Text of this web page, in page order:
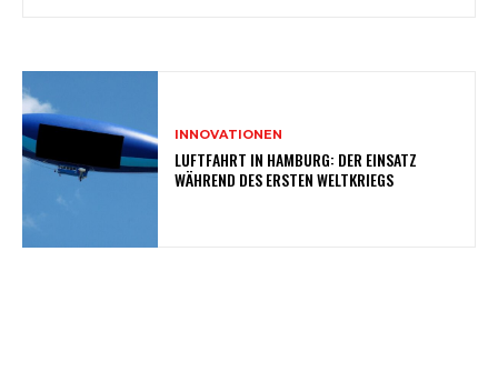
INNOVATIONEN
LUFTFAHRT IN HAMBURG: DER EINSATZ
WÄHREND DES ERSTEN WELTKRIEGS